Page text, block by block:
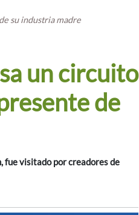
su industria madre
un circuito
de
fue visitado por creadores de